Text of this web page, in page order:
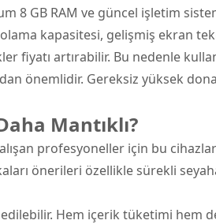
8 GB RAM ve güncel işletim
kapasitesi, gelişmiş ekran
fiyatı artırabilir. Bu nedenle
önemlidir. Gereksiz yüksek
Mantıklı?
profesyoneller için bu
önerileri özellikle sürekli
Hem içerik tüketimi hem